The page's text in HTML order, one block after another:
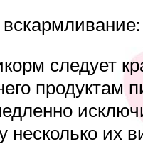
следует
продуктам
несколько их